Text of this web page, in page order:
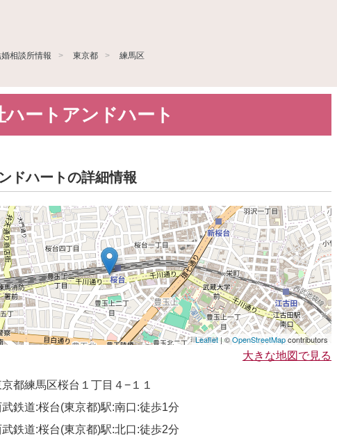
相談所情報 東京都 練馬区
ハートアンドハート
ドハートの詳細情報
Leaflet| ©OpenStreetMapcontributors
大きな地図で見る
都練馬区桜台１丁目４−１１
武鉄道:桜台(東京都)駅:南口:徒歩1分
武鉄道:桜台(東京都)駅:北口:徒歩2分